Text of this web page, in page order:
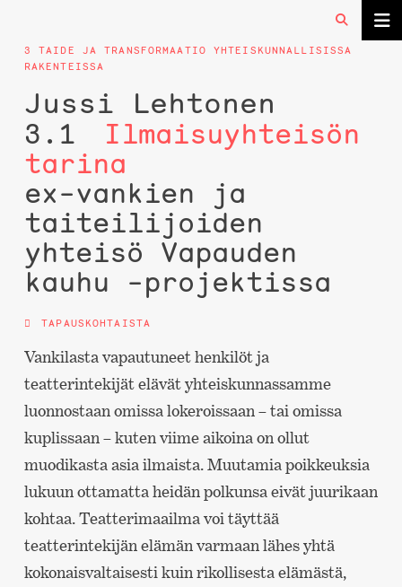
3 TAIDE JA TRANSFORMAATIO YHTEISKUNNALLISISSA
RAKENTEISSA
Jussi Lehtonen
3.1
Ilmaisuyhteisön
tarina
ex-vankien ja
taiteilijoiden
yhteisö Vapauden
kauhu -projektissa
TAPAUSKOHTAISTA
Vankilasta vapautuneet henkilöt ja
teatterintekijät elävät yhteiskunnassamme
luonnostaan omissa lokeroissaan – tai omissa
kuplissaan – kuten viime aikoina on ollut
muodikasta asia ilmaista. Muutamia poikkeuksia
lukuun ottamatta heidän polkunsa eivät juurikaan
kohtaa. Teatterimaailma voi täyttää
teatterintekijän elämän varmaan lähes yhtä
kokonaisvaltaisesti kuin rikollisesta elämästä,